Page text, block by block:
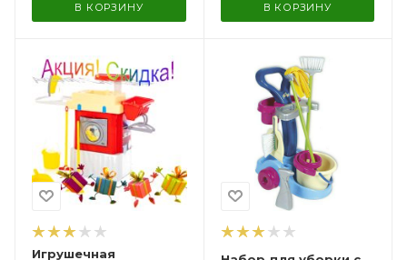
В КОРЗИНУ В КОРЗИНУ
Игрушечная